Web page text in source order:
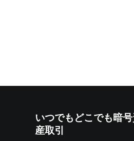
いつでもどこでも暗
産取引